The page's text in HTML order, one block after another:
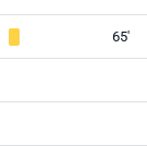
65'